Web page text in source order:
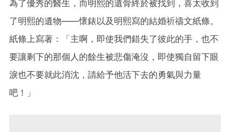
為了優秀的醫生，而明熙的遺骨終於被找到，喜太收到
了明熙的遺物——懷錶以及明熙寫的結婚祈禱文紙條。
紙條上寫著：「主啊，即使我們錯失了彼此的手，也不
要讓剩下的那個人的餘生被悲傷淹沒，即使獨自留下眼
淚也不要就此消沈，請給予他活下去的勇氣與力量
吧！」